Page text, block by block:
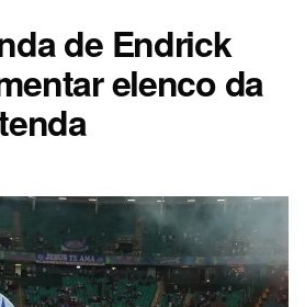
de Endrick
elenco da